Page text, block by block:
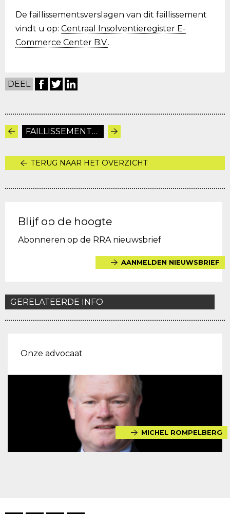
De faillissementsverslagen van dit faillissement
vindt u op: Centraal Insolventieregister E-
Commerce Center B.V..
DEEL
FAILLISSEMENTEN
TERUG NAAR HET OVERZICHT
Blijf op de hoogte
Abonneren op de RRA nieuwsbrief
AANMELDEN NIEUWSBRIEF
GERELATEERDE INFO
Onze advocaat
MICHEL ROMPELBERG